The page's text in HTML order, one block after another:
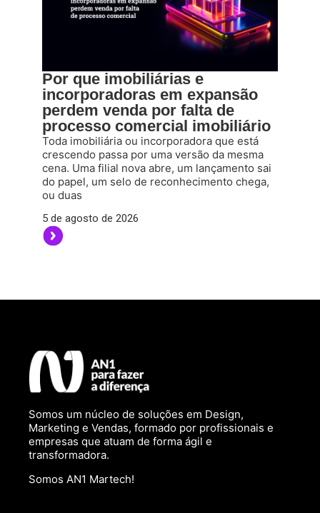
Por que imobiliárias e
incorporadoras em expansão
perdem venda por falta de
processo comercial imobiliário
Toda imobiliária ou incorporadora que está
crescendo passa por uma versão da mesma
cena. Uma filial nova abre, um lançamento sai
do papel, um selo de reconhecimento chega,
ou duas
5 de agosto de 2026
Somos um núcleo de soluções em Design,
Marketing e Vendas, formado por profissionais e
empresas que atuam de forma ágil e
transformadora.
Somos AN1 Martech!